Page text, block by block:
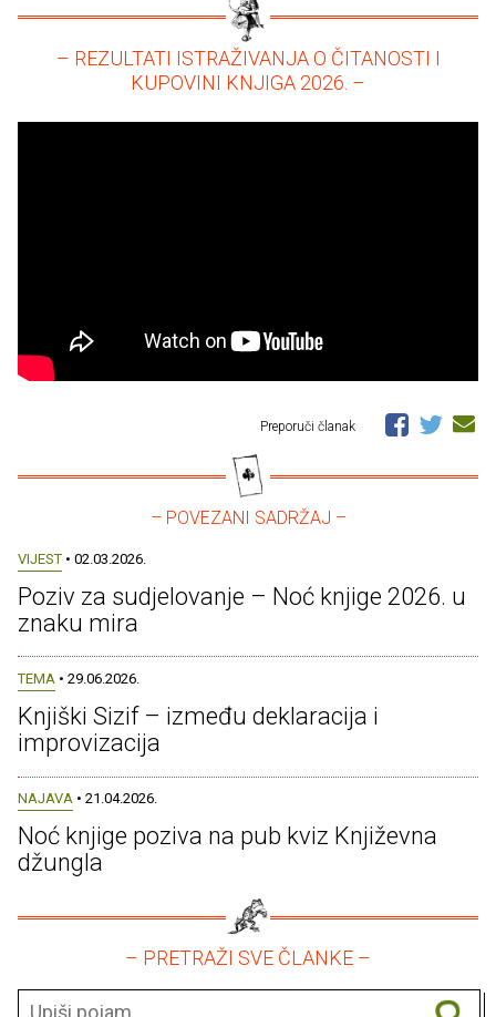
– REZULTATI ISTRAŽIVANJA O ČITANOSTI I
KUPOVINI KNJIGA 2026. –
Preporuči članak
– POVEZANI SADRŽAJ –
VIJEST • 02.03.2026.
Poziv za sudjelovanje – Noć knjige 2026. u
znaku mira
TEMA • 29.06.2026.
Knjiški Sizif – između deklaracija i
improvizacija
NAJAVA • 21.04.2026.
Noć knjige poziva na pub kviz Književna
džungla
– PRETRAŽI SVE ČLANKE –